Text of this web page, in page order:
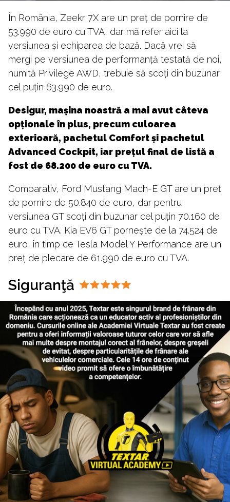
În România, Zeekr 7X are un preț de pornire de
53.990 de euro cu TVA, dar mă refer aici la
versiunea și echiparea de bază. Dacă vrei să
mergi pe versiunea de performanță testată de noi,
numită Privilege AWD, trebuie să scoți din buzunar
cel puțin 63.990 de euro.
Desigur, mașina noastră a mai avut câteva
opționale în plus, precum culoarea
exterioară, pachetul Comfort și pachetul
Advanced Cockpit, iar prețul final de listă a
fost de 68.200 de euro cu TVA.
Comparativ, Ford Mustang Mach-E GT are un preț
de pornire de 50.840 de euro, dar pentru
versiunea GT scoți din buzunar cel puțin 70.160 de
euro cu TVA. Kia EV6 GT pornește de la 74.524 de
euro, în timp ce Tesla Model Y Performance are un
preț de plecare de 61.990 de euro cu TVA.
Siguranţă